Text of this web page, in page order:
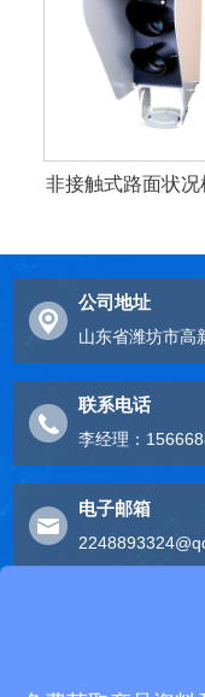
非接触式路面状况
公司地址
山东省潍坊市高
联系电话
李经理：
电子邮箱